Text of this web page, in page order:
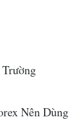
Nên Dùng